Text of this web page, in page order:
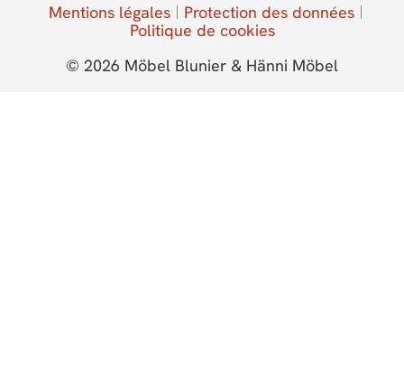
© 2026 Möbel Blunier & Hänni Möbel
Mentions légales
Protection des données
Politique de cookies